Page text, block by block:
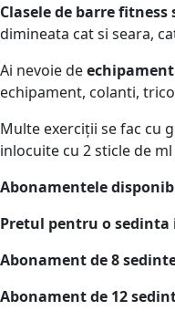
Clasele de barre
dimineata cat si seara,
Ai nevoie de
echipament, colanti,
Multe exerciții se fac cu
inlocuite cu 2 sticle de
Abonamentele
Pretul pentru o sedinta
Abonament de 8
Abonament de 12